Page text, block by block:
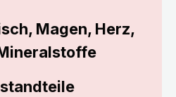
Magen, Herz,